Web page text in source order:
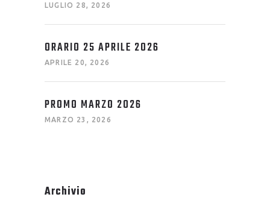
LUGLIO 28, 2026
ORARIO 25 APRILE 2026
APRILE 20, 2026
PROMO MARZO 2026
MARZO 23, 2026
Archivio